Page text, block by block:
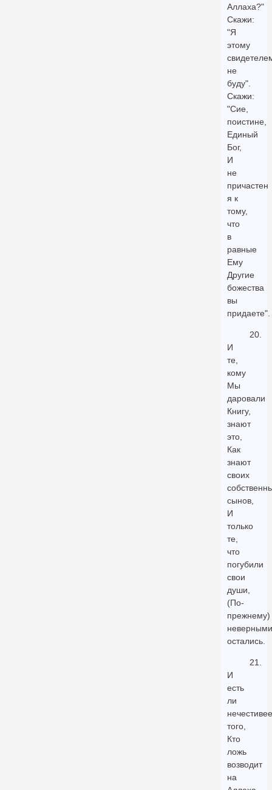
Аллаха?"
Скажи:
"Я
этому
не
буду".
Скажи:
"Сие,
поистине,
Единый
Бог,
И
не
причастен
я к
тому,
что
в
равные
Ему
Другие
божества
вы
придаете".
20.
И
те,
кому
Мы
даровали
Книгу,
знают
это,
Как
знают
своих
сынов,
И
только
те,
что
погубили
свои
души,
(По-
прежнему)
неверными
остались.
21.
И
есть
ли
нечестивее
того,
Кто
ложь
возводит
на